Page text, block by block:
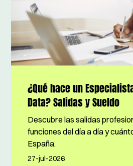
¿Qué hace un
Data? Salidas y Sueldo
Descubre las salidas
funciones del día a día y
España.
27-jul-2026